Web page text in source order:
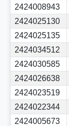
2424008943
2424025130
2424025135
2424034512
2424030585
2424026638
2424023519
2424022344
2424005673